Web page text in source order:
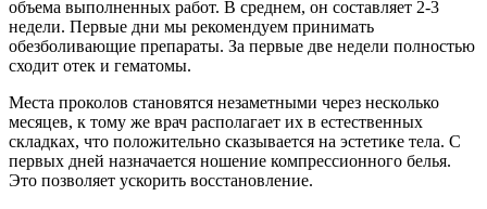
объема выполненных работ. В среднем, он составляет 2-3
недели. Первые дни мы рекомендуем принимать
обезболивающие препараты. За первые две недели полностью
сходит отек и гематомы.
Места проколов становятся незаметными через несколько
месяцев, к тому же врач располагает их в естественных
складках, что положительно сказывается на эстетике тела. С
первых дней назначается ношение компрессионного белья.
Это позволяет ускорить восстановление.